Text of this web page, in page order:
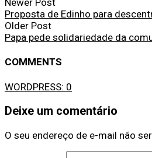
Proposta de Edinho para
Older Post
Papa pede solidariedade da
COMMENTS
WORDPRESS: 0
Deixe um comentário
O seu endereço de e-mail não